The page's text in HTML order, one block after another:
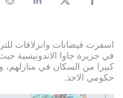
في جزيرة جاوا الاندونيسية
كبيرا من السكان في
حكومي الاحد.